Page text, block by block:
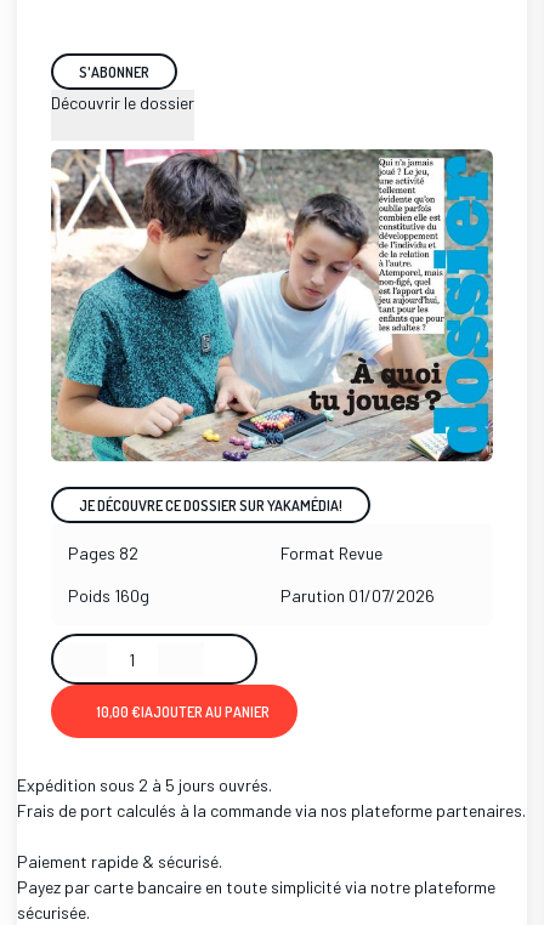
S'ABONNER
Découvrir le dossier
JE DÉCOUVRE CE DOSSIER SUR YAKAMÉDIA!
Pages 82 Format Revue
Poids 160g Parution 01/07/2026
10,00 €|AJOUTER AU PANIER
Expédition sous 2 à 5 jours ouvrés.
Frais de port calculés à la commande via nos plateforme partenaires.
Paiement rapide & sécurisé.
Payez par carte bancaire en toute simplicité via notre plateforme
sécurisée.